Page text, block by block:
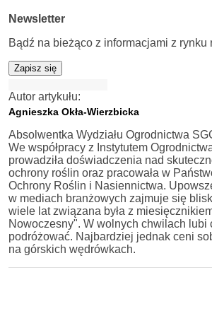
Newsletter
Bądź na bieżąco z informacjami z rynku
Zapisz się
Autor artykułu:
Agnieszka Okła-Wierzbicka
Absolwentka Wydziału Ogrodnictwa
We współpracy z Instytutem
prowadziła doświadczenia nad
ochrony roślin oraz pracowała w
Ochrony Roślin i Nasiennictwa.
w mediach branżowych zajmuje się
wiele lat związana była z
Nowoczesny". W wolnych chwilach lubi
podróżować. Najbardziej jednak ceni
na górskich wędrówkach.